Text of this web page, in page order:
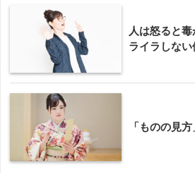
人は怒ると
ライラしない
「ものの見